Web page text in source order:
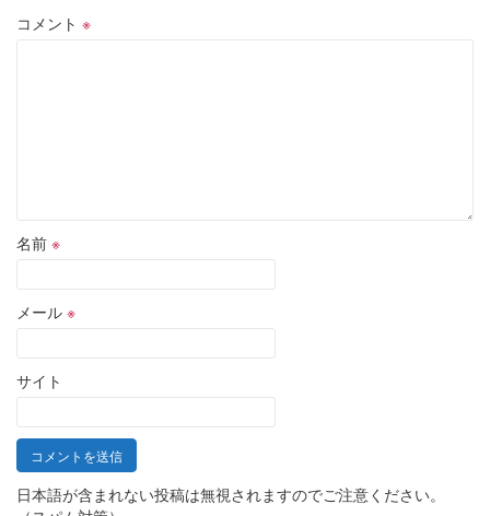
コメント ※
名前 ※
メール ※
サイト
日本語が含まれない投稿は無視されますのでご注意ください。